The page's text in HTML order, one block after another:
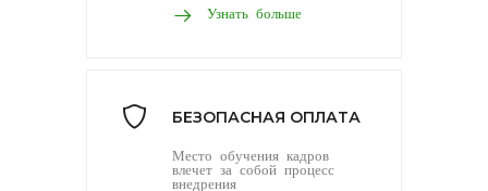
Узнать больше
БЕЗОПАСНАЯ ОПЛАТА
Место обучения кадров
влечет за собой процесс
внедрения